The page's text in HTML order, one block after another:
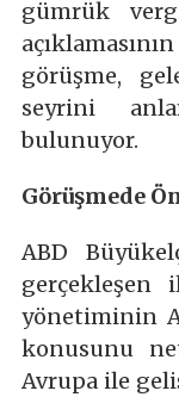
gümrük
görüşme,
seyrini
bulunuyor.
Görüşmede
ABD
gerçekleşen
yönetiminin
konusunu
Avrupa ile